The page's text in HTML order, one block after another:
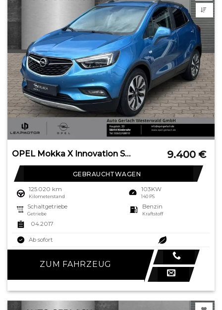
OPEL Mokka X Innovation Start Stop LED Apple CarPlay 9.400 €
GEBRAUCHTWAGEN
125.020 km
Kilometerstand
103KW
140 PS
Schaltgetriebe
Getriebe
Benzin
Kraftstoff
04.2017
Ab sofort
ZUM FAHRZEUG